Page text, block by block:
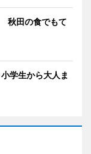
秋田の食でもて
学生から大人ま